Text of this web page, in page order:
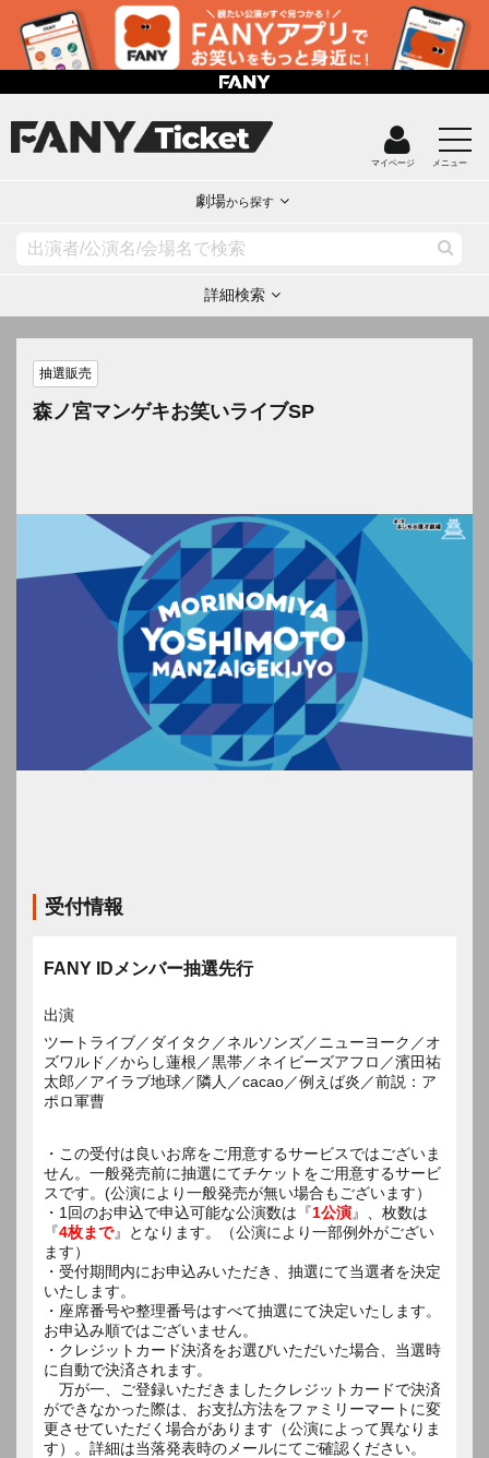
マイページ メニュー
劇場から探す
詳細検索
抽選販売
森ノ宮マンゲキお笑いライブSP
受付情報
FANY IDメンバー抽選先行
出演
ツートライブ／ダイタク／ネルソンズ／ニューヨーク／オ
ズワルド／からし蓮根／黒帯／ネイビーズアフロ／濱田祐
太郎／アイラブ地球／隣人／cacao／例えば炎／前説：ア
ポロ軍曹
・この受付は良いお席をご用意するサービスではございま
せん。一般発売前に抽選にてチケットをご用意するサービ
スです。(公演により一般発売が無い場合もございます）
・1回のお申込で申込可能な公演数は『1公演』、枚数は
『4枚まで』となります。（公演により一部例外がござい
ます）
・受付期間内にお申込みいただき、抽選にて当選者を決定
いたします。
・座席番号や整理番号はすべて抽選にて決定いたします。
お申込み順ではございません。
・クレジットカード決済をお選びいただいた場合、当選時
に自動で決済されます。
万が一、ご登録いただきましたクレジットカードで決済
ができなかった際は、お支払方法をファミリーマートに変
更させていただく場合があります（公演によって異なりま
す）。詳細は当落発表時のメールにてご確認ください。